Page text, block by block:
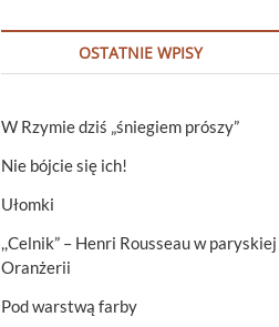
OSTATNIE WPISY
W Rzymie dziś „śniegiem prószy”
Nie bójcie się ich!
Ułomki
,,Celnik” – Henri Rousseau w paryskiej
Oranżerii
Pod warstwą farby